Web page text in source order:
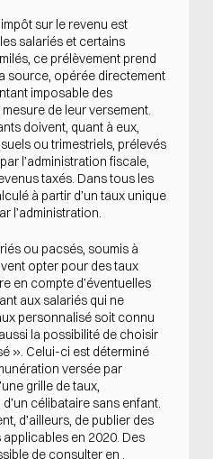
sur le revenu est
salariés et certains
ce prélèvement prend
source, opérée directement
imposable des
de leur versement.
doivent, quant à eux,
ou trimestriels, prélevés
l’administration fiscale,
taxés. Dans tous les
à partir d’un taux unique
l’administration.
ou pacsés, soumis à
opter pour des taux
en compte d’éventuelles
aux salariés qui ne
personnalisé soit connu
la possibilité de choisir
». Celui-ci est déterminé
versée par
grille de taux,
célibataire sans enfant.
d’ailleurs, de publier des
en 2020. Des
de consulter en .